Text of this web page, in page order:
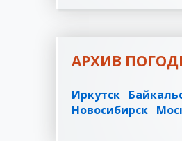
АРХИВ
Иркутск
Новосибирск